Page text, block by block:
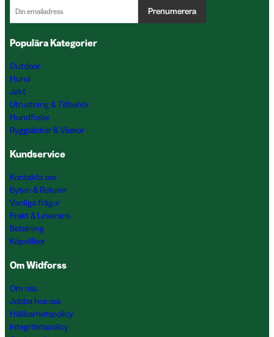
Prenumerera
Populära Kategorier
Outdoor
Hund
Jakt
Utrustning & Tillbehör
Hundfoder
Ryggsäckar & Väskor
Kundservice
Kontakta oss
Byten & Returer
Vanliga frågor
Frakt & Leverans
Betalning
Köpvillkor
Om Widforss
Om oss
Jobba hos oss
Hållbarhetspolicy
Integritetspolicy